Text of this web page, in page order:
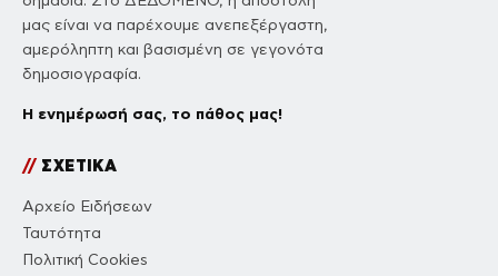
μας είναι να παρέχουμε ανεπεξέργαστη,
αμερόληπτη και βασισμένη σε γεγονότα
δημοσιογραφία.
Η ενημέρωσή σας, το πάθος μας!
//ΣΧΕΤΙΚΑ
Αρχείο Ειδήσεων
Ταυτότητα
Πολιτική Cookies